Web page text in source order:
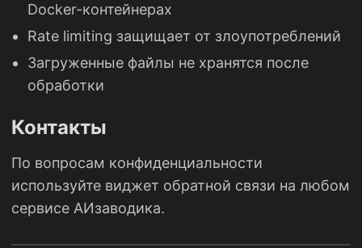
Docker-контейнерах
Rate limiting защищает от злоупотреблений
Загруженные файлы не хранятся после
обработки
Контакты
По вопросам конфиденциальности
используйте виджет обратной связи на любом
сервисе АИзаводика.